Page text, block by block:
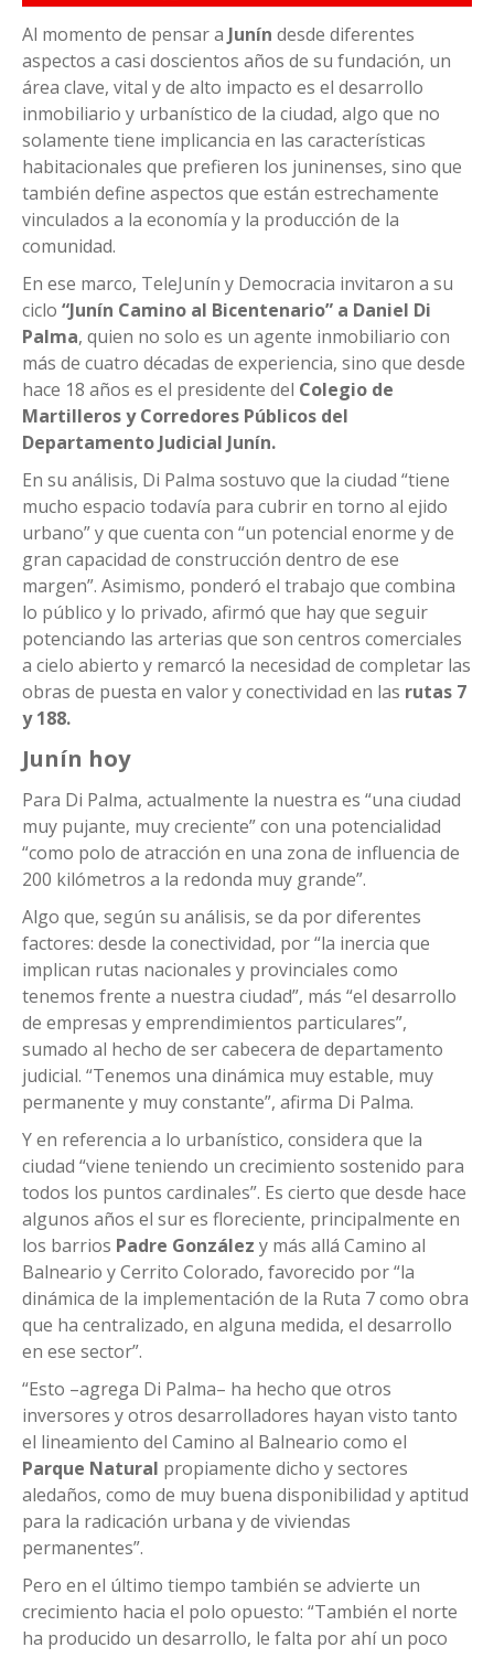
Al momento de pensar a Junín desde diferentes
aspectos a casi doscientos años de su fundación, un
área clave, vital y de alto impacto es el desarrollo
inmobiliario y urbanístico de la ciudad, algo que no
solamente tiene implicancia en las características
habitacionales que prefieren los juninenses, sino que
también define aspectos que están estrechamente
vinculados a la economía y la producción de la
comunidad.
En ese marco, TeleJunín y Democracia invitaron a su
ciclo “Junín Camino al Bicentenario” a Daniel Di
Palma, quien no solo es un agente inmobiliario con
más de cuatro décadas de experiencia, sino que desde
hace 18 años es el presidente del Colegio de
Martilleros y Corredores Públicos del
Departamento Judicial Junín.
En su análisis, Di Palma sostuvo que la ciudad “tiene
mucho espacio todavía para cubrir en torno al ejido
urbano” y que cuenta con “un potencial enorme y de
gran capacidad de construcción dentro de ese
margen”. Asimismo, ponderó el trabajo que combina
lo público y lo privado, afirmó que hay que seguir
potenciando las arterias que son centros comerciales
a cielo abierto y remarcó la necesidad de completar las
obras de puesta en valor y conectividad en las rutas 7
y 188.
Junín hoy
Para Di Palma, actualmente la nuestra es “una ciudad
muy pujante, muy creciente” con una potencialidad
“como polo de atracción en una zona de influencia de
200 kilómetros a la redonda muy grande”.
Algo que, según su análisis, se da por diferentes
factores: desde la conectividad, por “la inercia que
implican rutas nacionales y provinciales como
tenemos frente a nuestra ciudad”, más “el desarrollo
de empresas y emprendimientos particulares”,
sumado al hecho de ser cabecera de departamento
judicial. “Tenemos una dinámica muy estable, muy
permanente y muy constante”, afirma Di Palma.
Y en referencia a lo urbanístico, considera que la
ciudad “viene teniendo un crecimiento sostenido para
todos los puntos cardinales”. Es cierto que desde hace
algunos años el sur es floreciente, principalmente en
los barrios Padre González y más allá Camino al
Balneario y Cerrito Colorado, favorecido por “la
dinámica de la implementación de la Ruta 7 como obra
que ha centralizado, en alguna medida, el desarrollo
en ese sector”.
“Esto –agrega Di Palma– ha hecho que otros
inversores y otros desarrolladores hayan visto tanto
el lineamiento del Camino al Balneario como el
Parque Natural propiamente dicho y sectores
aledaños, como de muy buena disponibilidad y aptitud
para la radicación urbana y de viviendas
permanentes”.
Pero en el último tiempo también se advierte un
crecimiento hacia el polo opuesto: “También el norte
ha producido un desarrollo, le falta por ahí un poco